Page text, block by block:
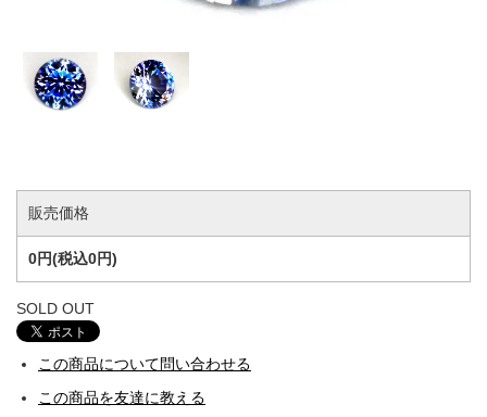
販売価格
0円(税込0円)
SOLD OUT
この商品について問い合わせる
この商品を友達に教える